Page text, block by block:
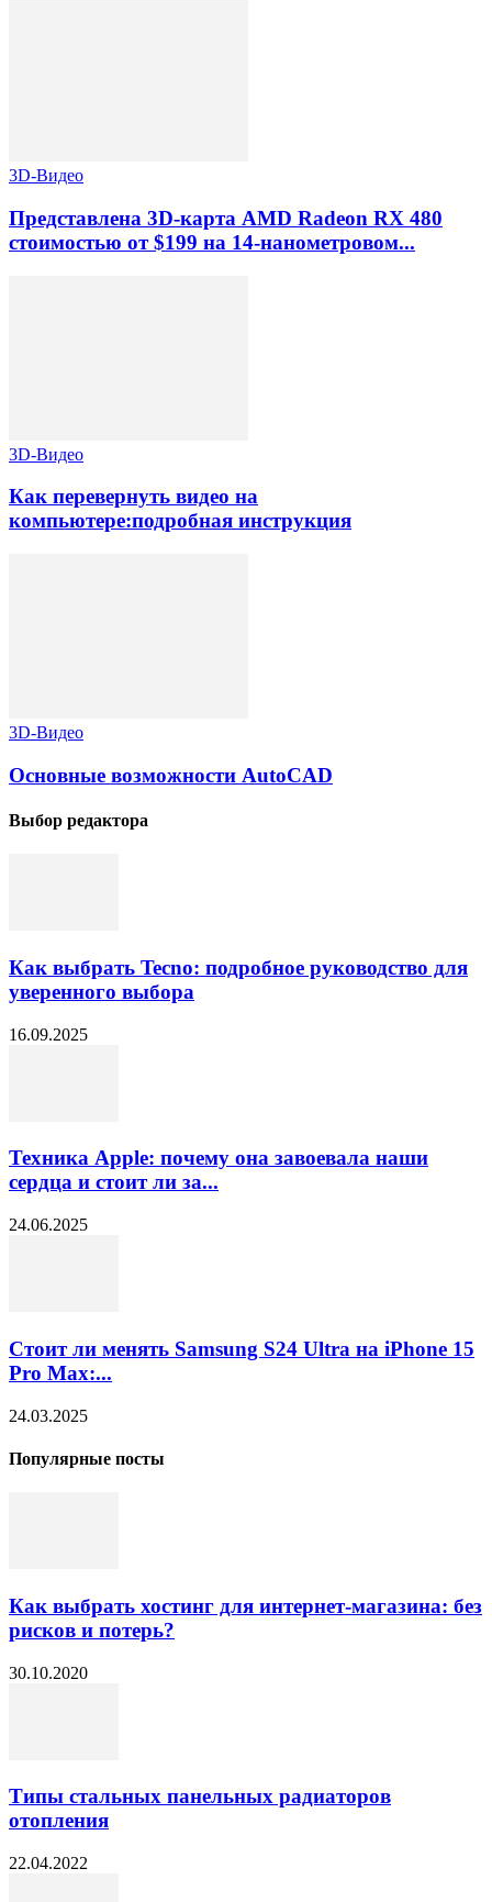
3D-Видео
Представлена 3D-карта AMD Radeon RX 480
стоимостью от $199 на 14-нанометровом...
3D-Видео
Как перевернуть видео на
компьютере:подробная инструкция
3D-Видео
Основные возможности AutoCAD
Выбор редактора
Как выбрать Tecno: подробное руководство для
уверенного выбора
16.09.2025
Техника Apple: почему она завоевала наши
сердца и стоит ли за...
24.06.2025
Стоит ли менять Samsung S24 Ultra на iPhone 15
Pro Max:...
24.03.2025
Популярные посты
Как выбрать хостинг для интернет-магазина: без
рисков и потерь?
30.10.2020
Типы стальных панельных радиаторов
отопления
22.04.2022